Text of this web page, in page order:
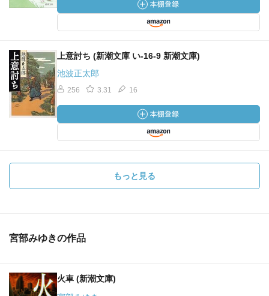
上意討ち (新潮文庫 い-16-9 新潮文庫)
池波正太郎
256 3.31 16
もっと見る
宮部みゆきの作品
火車 (新潮文庫)